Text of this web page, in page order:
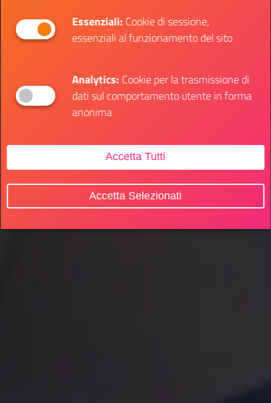
Essenziali:Cookie di sessione,
essenziali al funzionamento del sito
Analytics:Cookie per la trasmissione di
dati sul comportamento utente in forma
anonima
Accetta Tutti
Accetta Selezionati